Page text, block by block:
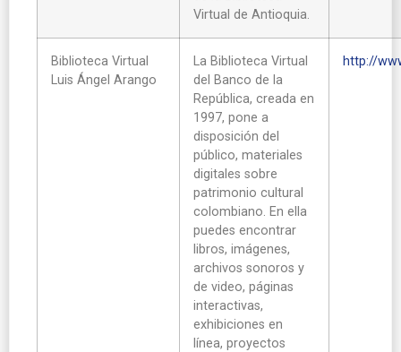
Virtual de Antioquia.
Biblioteca Virtual
Luis Ángel Arango
La Biblioteca Virtual
del Banco de la
República, creada en
1997, pone a
disposición del
público, materiales
digitales sobre
patrimonio cultural
colombiano. En ella
puedes encontrar
libros, imágenes,
archivos sonoros y
de video, páginas
interactivas,
exhibiciones en
línea, proyectos
http://